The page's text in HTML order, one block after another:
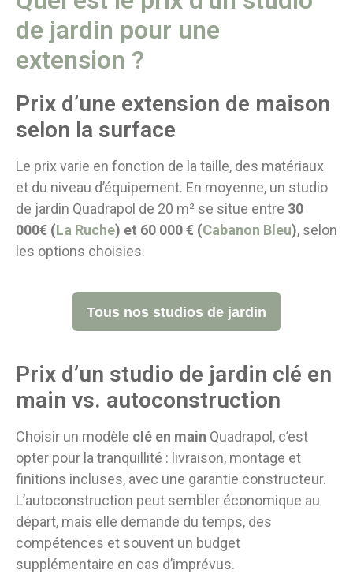
de jardin pour une
extension ?
Prix d’une extension de maison
selon la surface
Le prix varie en fonction de la taille, des matériaux
et du niveau d’équipement. En moyenne, un studio
de jardin Quadrapol de 20 m² se situe entre 30
000€ (La Ruche) et 60 000 € (Cabanon Bleu), selon
les options choisies.
Tous nos studios de jardin
Prix d’un studio de jardin clé en
main vs. autoconstruction
Choisir un modèle clé en main Quadrapol, c’est
opter pour la tranquillité : livraison, montage et
finitions incluses, avec une garantie constructeur.
L’autoconstruction peut sembler économique au
départ, mais elle demande du temps, des
compétences et souvent un budget
supplémentaire en cas d’imprévus.